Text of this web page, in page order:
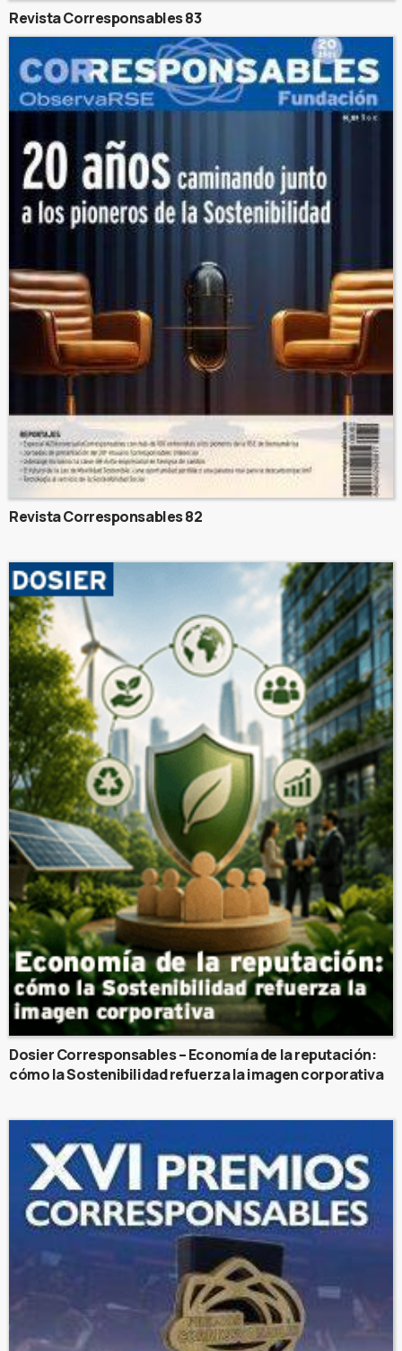
Revista Corresponsables 83
Revista Corresponsables 82
Dosier Corresponsables – Economía de la reputación:
cómo la Sostenibilidad refuerza la imagen corporativa